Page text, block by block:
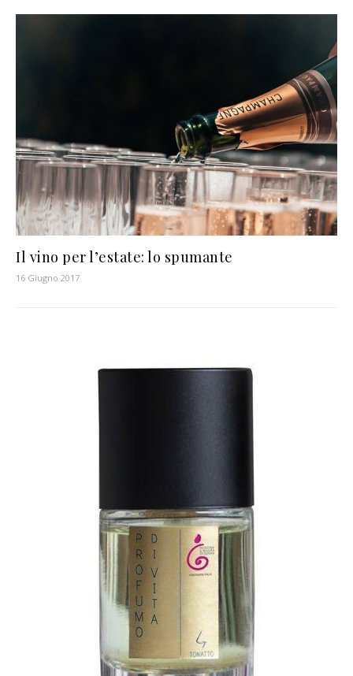
Il vino per l’estate: lo spumante
16 Giugno 2017